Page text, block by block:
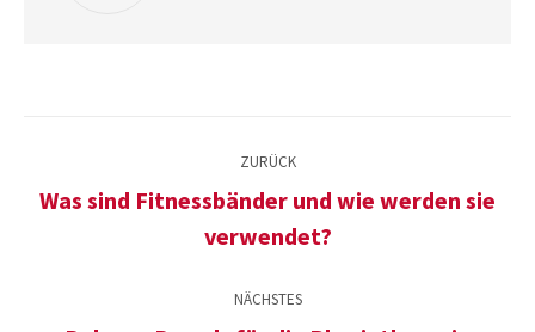
Kommentarnavigation
ZURÜCK
Vorheriger
Beitrag:
Was sind Fitnessbänder und wie werden sie
verwendet?
NÄCHSTES